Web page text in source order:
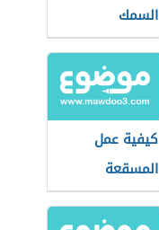
السمك
كيفية عمل
المسقعة